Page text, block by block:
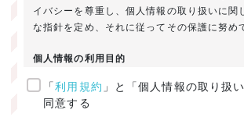
イバシーを尊重し、個人情報の取り扱いに関
な指針を定め、それに従ってその保護に努め
個人情報の利用目的
ご提供いただきました個人情報は、以下のた
たします。
「利用規約 」と「個人情報の取り扱
同意する